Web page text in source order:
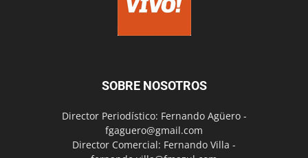
SOBRE NOSOTROS
Director Periodístico: Fernando Agüero -
fgaguero@gmail.com
Director Comercial: Fernando Villa -